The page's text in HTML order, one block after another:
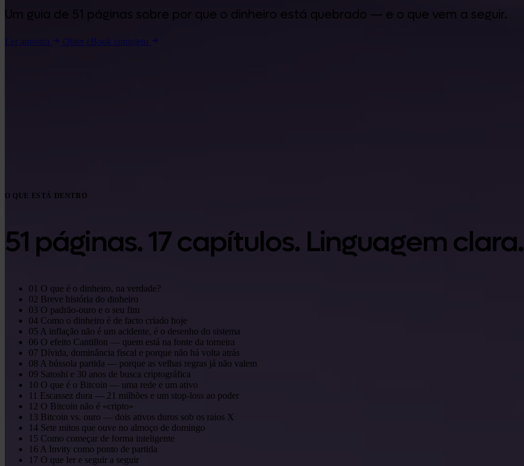
Um guia de 51 páginas sobre por que o dinheiro está quebrado — e o que vem a seguir.
Ler amostra Obter eBook completo
O QUE ESTÁ DENTRO
51 páginas. 17 capítulos. Linguagem clara.
01 O que é o dinheiro, na verdade?
02 Breve história do dinheiro
03 O padrão-ouro e o seu fim
04 Como o dinheiro é de facto criado hoje
05 A inflação não é um acidente, é o desenho do sistema
06 O efeito Cantillon — quem está na fonte da torneira
07 Dívida, dominância fiscal e porque não há volta atrás
08 A bússola partida — porque as velhas regras já não valem
09 Satoshi e 30 anos de busca criptográfica
10 O que é o Bitcoin — uma rede e um ativo
11 Escassez dura — 21 milhões e um stop-loss ao poder
12 O Bitcoin não é «cripto»
13 Bitcoin vs. ouro — dois ativos duros sob os raios X
14 Sete mitos que ouve no almoço de domingo
15 Como começar de forma inteligente
16 A Invity como ponto de partida
17 O que ler e seguir a seguir